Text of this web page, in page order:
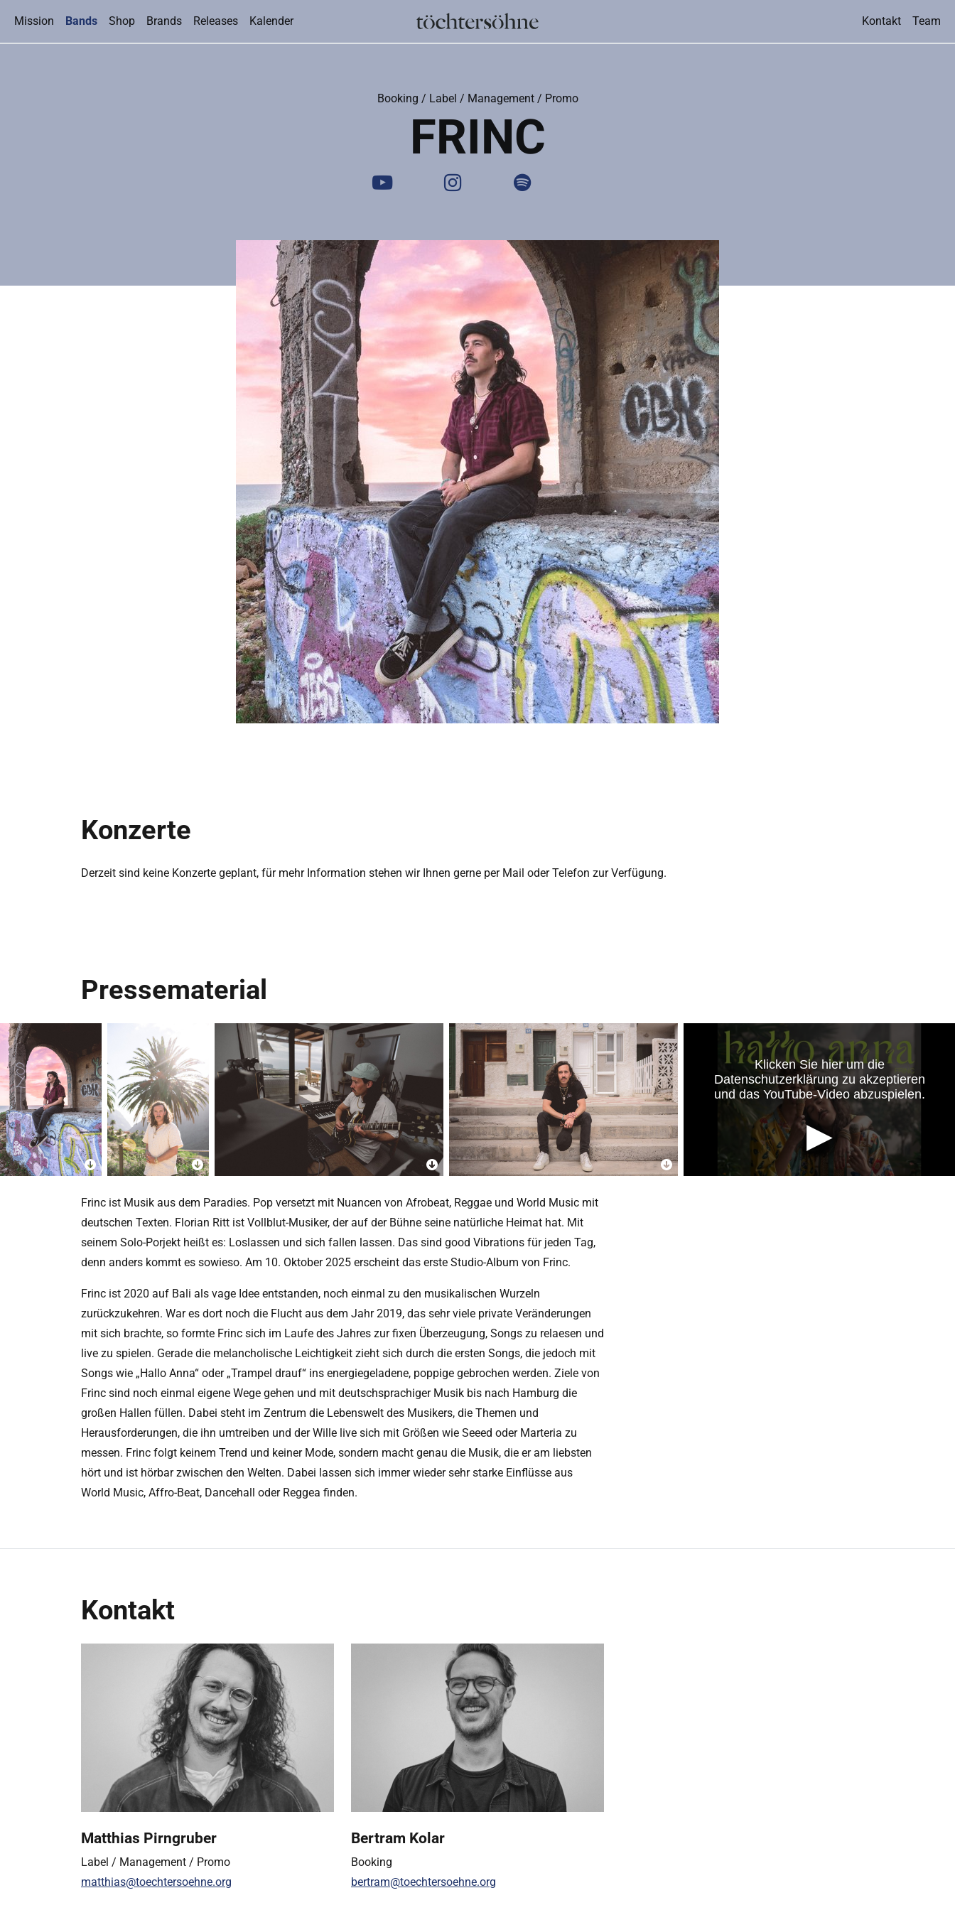
Mission Bands(current)
Shop Brands Releases Kalender Kontakt Team
Booking / Label / Management / Promo
FRINC
YoutubeInstagramSpotify
Konzerte
Derzeit sind keine Konzerte geplant, für mehr Information stehen wir Ihnen gerne per Mail oder Telefon zur Verfügung.
Pressematerial
Frinc ist Musik aus dem Paradies. Pop versetzt mit Nuancen von Afrobeat, Reggae und World Music mit
deutschen Texten. Florian Ritt ist Vollblut-Musiker, der auf der Bühne seine natürliche Heimat hat. Mit
seinem Solo-Porjekt heißt es: Loslassen und sich fallen lassen. Das sind good Vibrations für jeden Tag,
denn anders kommt es sowieso. Am 10. Oktober 2025 erscheint das erste Studio-Album von Frinc.
Frinc ist 2020 auf Bali als vage Idee entstanden, noch einmal zu den musikalischen Wurzeln
zurückzukehren. War es dort noch die Flucht aus dem Jahr 2019, das sehr viele private Veränderungen
mit sich brachte, so formte Frinc sich im Laufe des Jahres zur fixen Überzeugung, Songs zu relaesen und
live zu spielen. Gerade die melancholische Leichtigkeit zieht sich durch die ersten Songs, die jedoch mit
Songs wie „Hallo Anna“ oder „Trampel drauf“ ins energiegeladene, poppige gebrochen werden. Ziele von
Frinc sind noch einmal eigene Wege gehen und mit deutschsprachiger Musik bis nach Hamburg die
großen Hallen füllen. Dabei steht im Zentrum die Lebenswelt des Musikers, die Themen und
Herausforderungen, die ihn umtreiben und der Wille live sich mit Größen wie Seeed oder Marteria zu
messen. Frinc folgt keinem Trend und keiner Mode, sondern macht genau die Musik, die er am liebsten
hört und ist hörbar zwischen den Welten. Dabei lassen sich immer wieder sehr starke Einflüsse aus
World Music, Affro-Beat, Dancehall oder Reggea finden.
Kontakt
Matthias Pirngruber
Label / Management / Promo
matthias@toechtersoehne.org
Bertram Kolar
Booking
bertram@toechtersoehne.org